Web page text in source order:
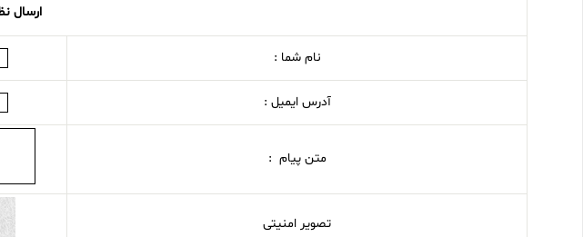
ارسال
نام شما :
آدرس ایمیل :
متن پیام :
تصویر امنیتی